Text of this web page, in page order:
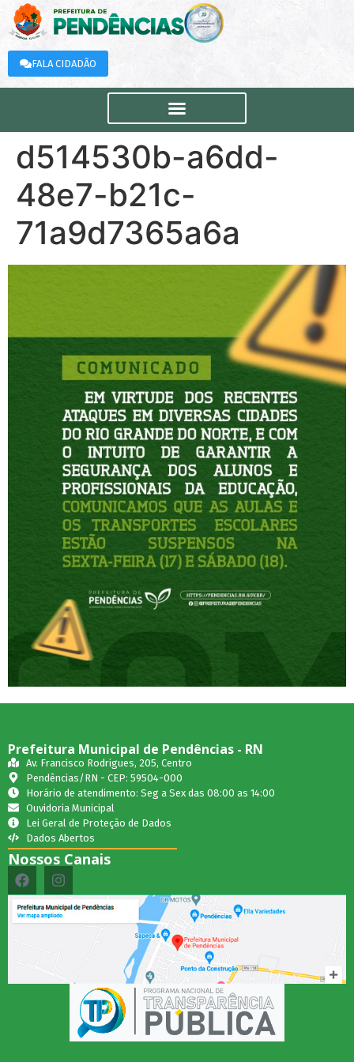
FALA CIDADÃO
d514530b-a6dd-
48e7-b21c-
71a9d7365a6a
Prefeitura Municipal de Pendências - RN
Av. Francisco Rodrigues, 205, Centro
Pendências/RN - CEP: 59504-000
Horário de atendimento: Seg a Sex das 08:00 as 14:00
Ouvidoria Municipal
Lei Geral de Proteção de Dados
Dados Abertos
Nossos Canais